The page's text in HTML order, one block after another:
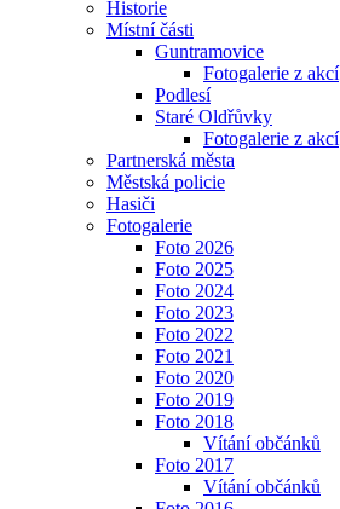
Historie
Místní části
Guntramovice
Fotogalerie z akcí
Podlesí
Staré Oldřůvky
Fotogalerie z akcí
Partnerská města
Městská policie
Hasiči
Fotogalerie
Foto 2026
Foto 2025
Foto 2024
Foto 2023
Foto 2022
Foto 2021
Foto 2020
Foto 2019
Foto 2018
Vítání občánků
Foto 2017
Vítání občánků